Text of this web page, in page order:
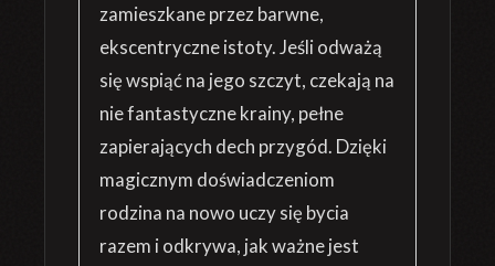
zamieszkane przez barwne,
ekscentryczne istoty. Jeśli odważą
się wspiąć na jego szczyt, czekają na
nie fantastyczne krainy, pełne
zapierających dech przygód. Dzięki
magicznym doświadczeniom
rodzina na nowo uczy się bycia
razem i odkrywa, jak ważne jest